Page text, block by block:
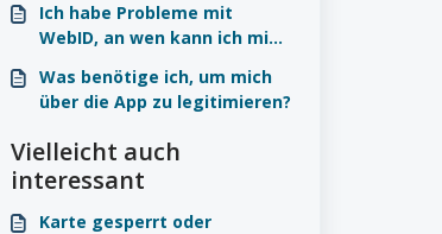
Ich habe Probleme mit
WebID, an wen kann ich mich
Was benötige ich, um mich
über die App zu legitimieren?
Vielleicht auch
interessant
Karte gesperrt oder